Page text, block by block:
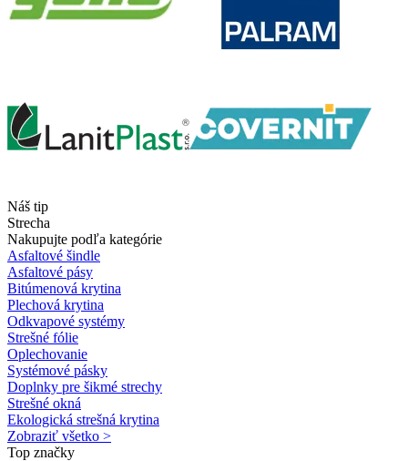
Náš tip
Strecha
Nakupujte podľa kategórie
Asfaltové šindle
Asfaltové pásy
Bitúmenová krytina
Plechová krytina
Odkvapové systémy
Strešné fólie
Oplechovanie
Systémové pásky
Doplnky pre šikmé strechy
Strešné okná
Ekologická strešná krytina
Zobraziť všetko >
Top značky